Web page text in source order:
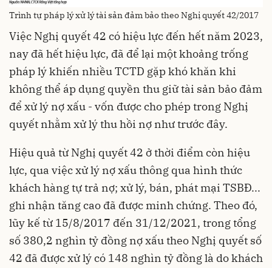
Trình tự pháp lý xử lý tài sản đảm bảo theo Nghị quyết 42/2017
Việc Nghị quyết 42 có hiệu lực đến hết năm 2023,
nay đã hết hiệu lực, đã để lại một khoảng trống
pháp lý khiến nhiều TCTD gặp khó khăn khi
không thể áp dụng quyền thu giữ tài sản bảo đảm
để xử lý nợ xấu - vốn được cho phép trong Nghị
quyết nhằm xử lý thu hồi nợ như trước đây.
Hiệu quả từ Nghị quyết 42 ở thời điểm còn hiệu
lực, qua việc xử lý nợ xấu thông qua hình thức
khách hàng tự trả nợ; xử lý, bán, phát mại TSBĐ...
ghi nhận tăng cao đã được minh chứng. Theo đó,
lũy kế từ 15/8/2017 đến 31/12/2021, trong tổng
số 380,2 nghìn tỷ đồng nợ xấu theo Nghị quyết số
42 đã được xử lý có 148 nghìn tỷ đồng là do khách